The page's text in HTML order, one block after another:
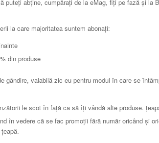
puteţi abţine, cumpăraţi de la eMag, fiţi pe fază şi la
la care majoritatea suntem abonaţi:
din produse
gândire, valabilă zic eu pentru modul în care se
le scot în faţă ca să îţi vândă alte produse.
în vedere că se fac promoţii fără număr oricând şi